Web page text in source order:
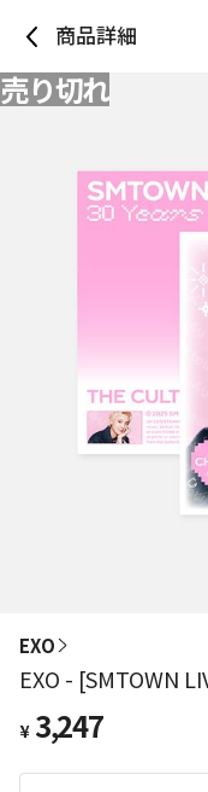
商品詳細
売り切れ
EXO
EXO - [SMTOWN
¥ 3,247